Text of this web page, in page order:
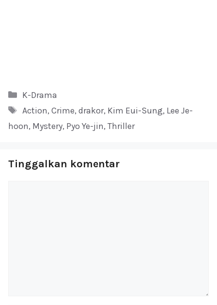
Kategori
K-Drama
Tag
Action, Crime, drakor, Kim Eui-Sung, Lee Je-
hoon, Mystery, Pyo Ye-jin, Thriller
Tinggalkan komentar